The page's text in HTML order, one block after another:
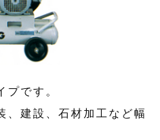
です。
、建設、石材加工など幅